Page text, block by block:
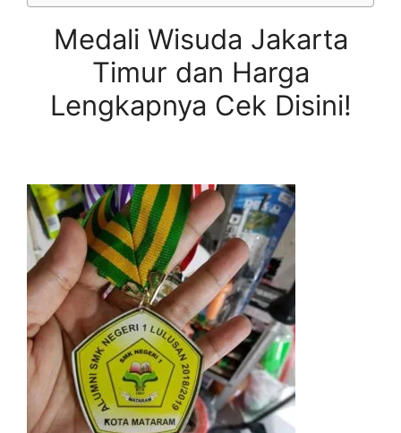
Medali Wisuda Jakarta
Timur dan Harga
Lengkapnya Cek Disini!